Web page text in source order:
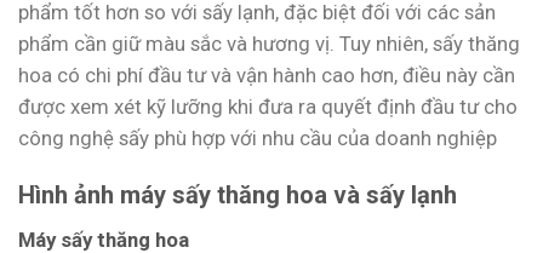
phẩm tốt hơn so với sấy lạnh, đặc biệt đối với các sản
phẩm cần giữ màu sắc và hương vị. Tuy nhiên, sấy thăng
hoa có chi phí đầu tư và vận hành cao hơn, điều này cần
được xem xét kỹ lưỡng khi đưa ra quyết định đầu tư cho
công nghệ sấy phù hợp với nhu cầu của doanh nghiệp
Hình ảnh máy sấy thăng hoa và sấy lạnh
Máy sấy thăng hoa